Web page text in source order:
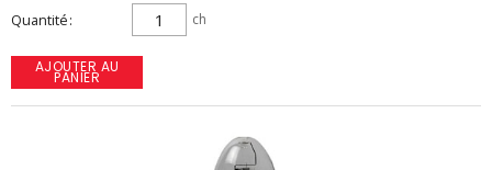
Quantité ch
AJOUTER AU
PANIER